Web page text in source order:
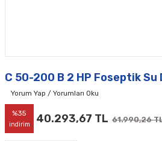
C 50-200 B 2 HP Foseptik Su
Yorum Yap / Yorumları Oku
%35
indirim 40.293,67 TL 61.990,26